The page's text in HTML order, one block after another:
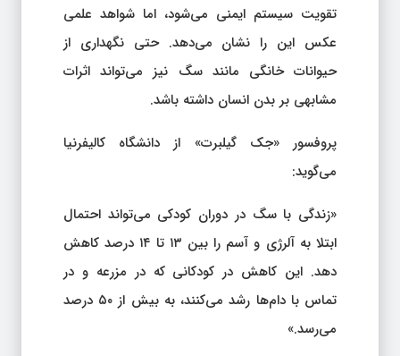
تقویت سیستم ایمنی می‌شود، اما شواهد علمی
عکس این را نشان می‌دهد. حتی نگهداری از
حیوانات خانگی مانند سگ نیز می‌تواند اثرات
مشابهی بر بدن انسان داشته باشد.
پروفسور «جک گیلبرت» از دانشگاه کالیفرنیا
می‌گوید:
«زندگی با سگ در دوران کودکی می‌تواند احتمال
ابتلا به آلرژی و آسم را بین ۱۳ تا ۱۴ درصد کاهش
دهد. این کاهش در کودکانی که در مزرعه و در
تماس با دام‌ها رشد می‌کنند، به بیش از ۵۰ درصد
می‌رسد.»